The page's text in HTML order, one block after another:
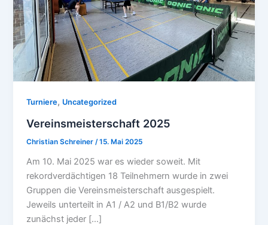
Turniere, Uncategorized
Vereinsmeisterschaft 2025
Christian Schreiner/15. Mai 2025
Am 10. Mai 2025 war es wieder soweit. Mit
rekordverdächtigen 18 Teilnehmern wurde in zwei
Gruppen die Vereinsmeisterschaft ausgespielt.
Jeweils unterteilt in A1 / A2 und B1/B2 wurde
zunächst jeder […]